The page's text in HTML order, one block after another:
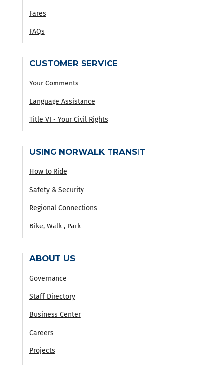
Fares
FAQs
CUSTOMER SERVICE
Your Comments
Language Assistance
Title VI - Your Civil Rights
USING NORWALK TRANSIT
How to Ride
Safety & Security
Regional Connections
Bike, Walk , Park
ABOUT US
Governance
Staff Directory
Business Center
Careers
Projects